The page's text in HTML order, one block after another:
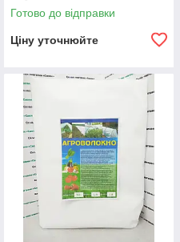
Готово до відправки
Ціну уточнюйте